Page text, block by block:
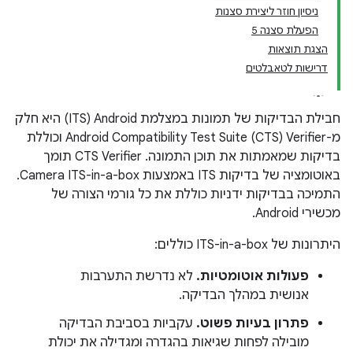
ניסיון חוזר ליצירת סצנות
הפעלת סצנה 5
הצגת תוצאות
דרישות לטאבלטים
חבילת הבדיקות של תמונות במצלמת Android‏ (ITS) היא חלק
מ-Android Compatibility Test Suite (CTS) Verifier וכוללת
בדיקות שמאמתות את תוכן התמונה. ‫CTS Verifier תומך
באוטומציה של בדיקות ITS באמצעות Camera ITS-in-a-box.
התמיכה בבדיקות ידניות כוללת את כל גורמי הצורה של
מכשירי Android.
היתרונות של ITS-in-a-box כוללים:
פעולות אוטומטיות. לא נדרשת התערבות
אנושית במהלך הבדיקה.
פתרון בעיות פשוט. עקביות בסביבת הבדיקה
מובילה לפחות שגיאות בהגדרה ומגדילה את יכולת